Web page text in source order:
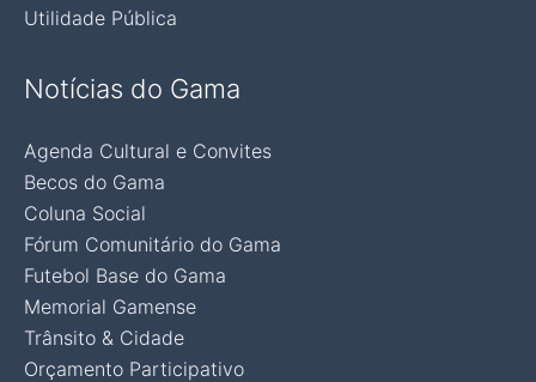
Utilidade Pública
Notícias do Gama
Agenda Cultural e Convites
Becos do Gama
Coluna Social
Fórum Comunitário do Gama
Futebol Base do Gama
Memorial Gamense
Trânsito & Cidade
Orçamento Participativo